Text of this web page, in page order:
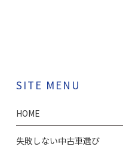
SITE MENU
HOME
失敗しない中古車選び